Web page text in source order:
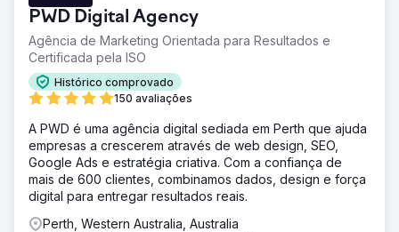
PWD Digital Agency
Agência de Marketing Orientada para Resultados e
Certificada pela ISO
Histórico comprovado
150 avaliações
A PWD é uma agência digital sediada em Perth que ajuda
empresas a crescerem através de web design, SEO,
Google Ads e estratégia criativa. Com a confiança de
mais de 600 clientes, combinamos dados, design e força
digital para entregar resultados reais.
Perth, Western Australia, Australia